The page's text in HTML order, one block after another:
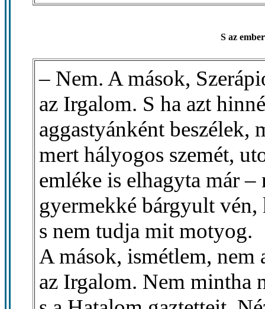
S az
– Nem. A mások,
az Irgalom. S ha azt
aggastyánként beszélek,
mert hályogos szemét,
emléke is elhagyta már
gyermekké bárgyult
s nem tudja mit motyog.
A mások, ismétlem, nem
az Irgalom. Nem mintha